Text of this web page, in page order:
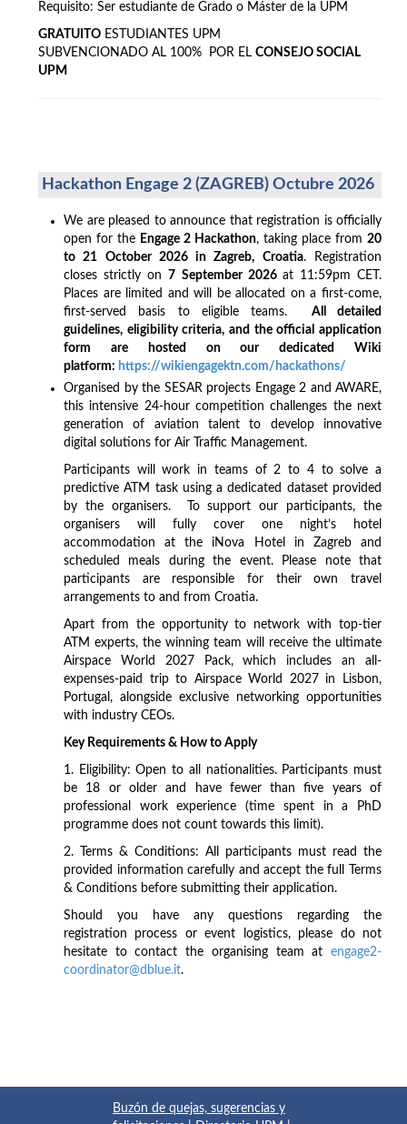
Requisito: Ser estudiante de Grado o Máster de la UPM
GRATUITO ESTUDIANTES UPM
SUBVENCIONADO AL 100% POR EL CONSEJO SOCIAL
UPM
Hackathon Engage 2 (ZAGREB) Octubre 2026
We are pleased to announce that registration is officially
open for the Engage 2 Hackathon, taking place from 20
to 21 October 2026 in Zagreb, Croatia. Registration
closes strictly on7 September 2026 at 11:59pm CET.
Places are limited and will be allocated on a first-come,
first-served basis to eligible teams. All detailed
guidelines, eligibility criteria, and the official application
form are hosted on our dedicated Wiki
platform: https://wikiengagektn.com/hackathons/
Organised by the SESAR projects Engage 2 and AWARE,
this intensive 24-hour competition challenges the next
generation of aviation talent to develop innovative
digital solutions for Air Traffic Management.
Participants will work in teams of 2 to 4 to solve a
predictive ATM task using a dedicated dataset provided
by the organisers. To support our participants, the
organisers will fully cover one night’s hotel
accommodation at the iNova Hotel in Zagreb and
scheduled meals during the event. Please note that
participants are responsible for their own travel
arrangements to and from Croatia.
Apart from the opportunity to network with top-tier
ATM experts, the winning team will receive the ultimate
Airspace World 2027 Pack, which includes an all-
expenses-paid trip to Airspace World 2027 in Lisbon,
Portugal, alongside exclusive networking opportunities
with industry CEOs.
Key Requirements & How to Apply
1. Eligibility: Open to all nationalities. Participants must
be 18 or older and have fewer than five years of
professional work experience (time spent in a PhD
programme does not count towards this limit).
2. Terms & Conditions: All participants must read the
provided information carefully and accept the full Terms
& Conditions before submitting their application.
Should you have any questions regarding the
registration process or event logistics, please do not
hesitate to contact the organising team at engage2-
coordinator@dblue.it.
Buzón de quejas, sugerencias y